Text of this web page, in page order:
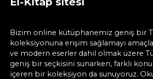
Bizim online kütüphanemiz geniş bir
koleksiyonuna erişim sağlamayı
ve modern eserler dahil olmak üzere
geniş bir seçkisini sunarken, farklı
içeren bir koleksiyon da sunuyoruz.